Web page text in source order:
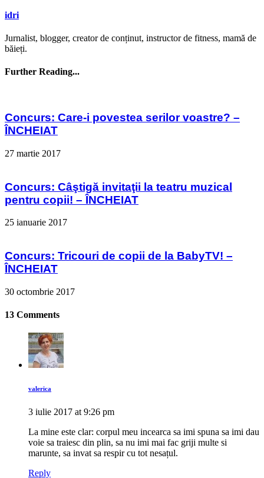
idri
Jurnalist, blogger, creator de conținut, instructor de fitness, mamă de
băieți.
Further Reading...
Concurs: Care-i povestea serilor voastre? –
ÎNCHEIAT
27 martie 2017
Concurs: Câştigă invitaţii la teatru muzical
pentru copii! – ÎNCHEIAT
25 ianuarie 2017
Concurs: Tricouri de copii de la BabyTV! –
ÎNCHEIAT
30 octombrie 2017
13 Comments
valerica
3 iulie 2017 at 9:26 pm
La mine este clar: corpul meu incearca sa imi spuna sa imi dau
voie sa traiesc din plin, sa nu imi mai fac griji multe si
marunte, sa invat sa respir cu tot nesațul.
Reply